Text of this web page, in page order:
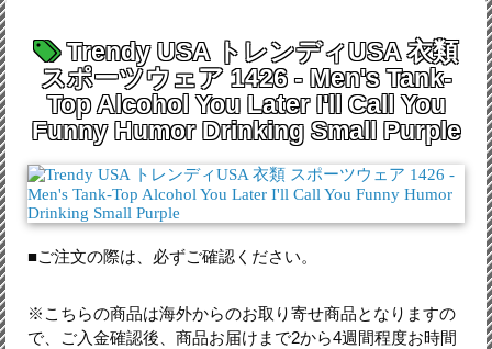
Trendy USA トレンディUSA 衣類
スポーツウェア 1426 - Men's Tank-
Top Alcohol You Later I'll Call You
Funny Humor Drinking Small Purple
■ご注文の際は、必ずご確認ください。
※こちらの商品は海外からのお取り寄せ商品となりますの
で、ご入金確認後、商品お届けまで2から4週間程度お時間